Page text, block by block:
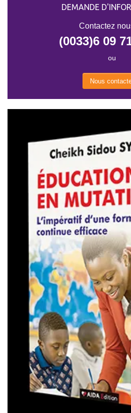
DEMANDE
Contactez
(0033)6 09
ou
Nous